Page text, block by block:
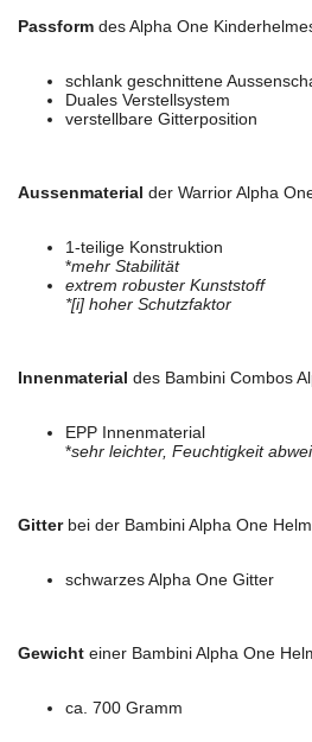
Passform des Alpha One
schlank geschnittene
Duales Verstellsystem
verstellbare Gitterposition
Aussenmaterial der Warrior Alpha
1-teilige Konstruktion
*mehr Stabilität
extrem robuster Kunststoff
*[i] hoher Schutzfaktor
Innenmaterial des Bambini Combos
EPP Innenmaterial
*sehr leichter, Feuchtigkeit
Gitterbei der Bambini Alpha One
schwarzes Alpha One Gitter
Gewicht einer Bambini Alpha One
ca. 700 Gramm